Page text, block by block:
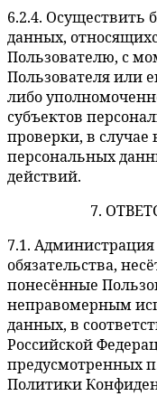
6.2.4. Осуществить
данных,
Пользователю, с
Пользователя или
либо
субъектов
проверки, в
персональных
действий.
7.
7.1.
обязательства,
понесённые
неправомерным
данных, в
Российской
предусмотренных
Политики